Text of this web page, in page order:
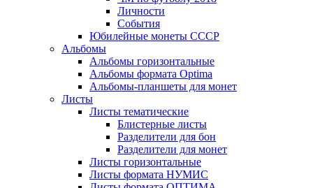
Личности
События
Юбилейные монеты СССР
Альбомы
Альбомы горизонтальные
Альбомы формата Optima
Альбомы-планшеты для монет
Листы
Листы тематические
Блистерные листы
Разделители для бон
Разделители для монет
Листы горизонтальные
Листы формата НУМИС